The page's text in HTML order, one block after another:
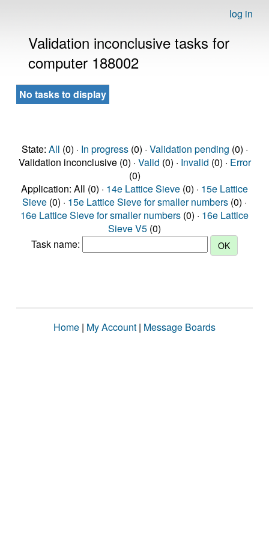
log in
Validation inconclusive tasks for
computer 188002
No tasks to display
State: All (0) · In progress(0) · Validation pending (0) ·
Validation inconclusive (0) · Valid (0) · Invalid (0) · Error
(0)
Application: All (0) · 14e Lattice Sieve (0) · 15e Lattice
Sieve (0) · 15e Lattice Sieve for smaller numbers (0) ·
16e Lattice Sieve for smaller numbers (0) · 16e Lattice
Sieve V5 (0)
Task name:
Home | My Account | Message Boards